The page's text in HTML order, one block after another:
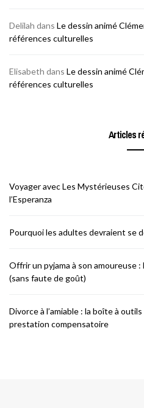
Delilah dans Le dessin animé
références culturelles
Elisabeth dans Le dessin animé
références culturelles
Articles
Voyager avec Les Mystérieuses
l’Esperanza
Pourquoi les adultes devraient se
Offrir un pyjama à son amoureuse
(sans faute de goût)
Divorce à l’amiable : la boîte à
prestation compensatoire